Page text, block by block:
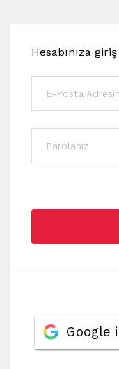
Hesabınıza giriş
Google